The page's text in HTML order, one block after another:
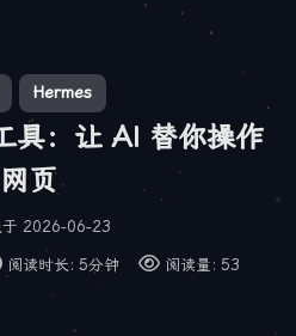
Hermes
具：让 AI 替你操作
网页
2026-06-23
阅读时长: 5分钟 阅读量: 53